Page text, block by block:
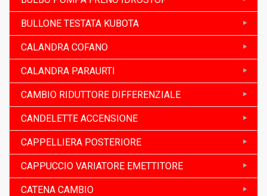
BULLONE TESTATA KUBOTA
CALANDRA COFANO
CALANDRA PARAURTI
CAMBIO RIDUTTORE DIFFERENZIALE
CANDELETTE ACCENSIONE
CAPPELLIERA POSTERIORE
CAPPUCCIO VARIATORE EMETTITORE
CATENA CAMBIO